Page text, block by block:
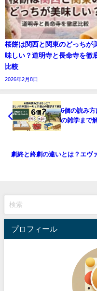
桜餅は関西と関東のどっちが
味しい？道明寺と長命寺を徹
比較
2026年2月8日
6個の読み
の雑学まで
劇終と終劇の違いとは？エヴ
プロフィール